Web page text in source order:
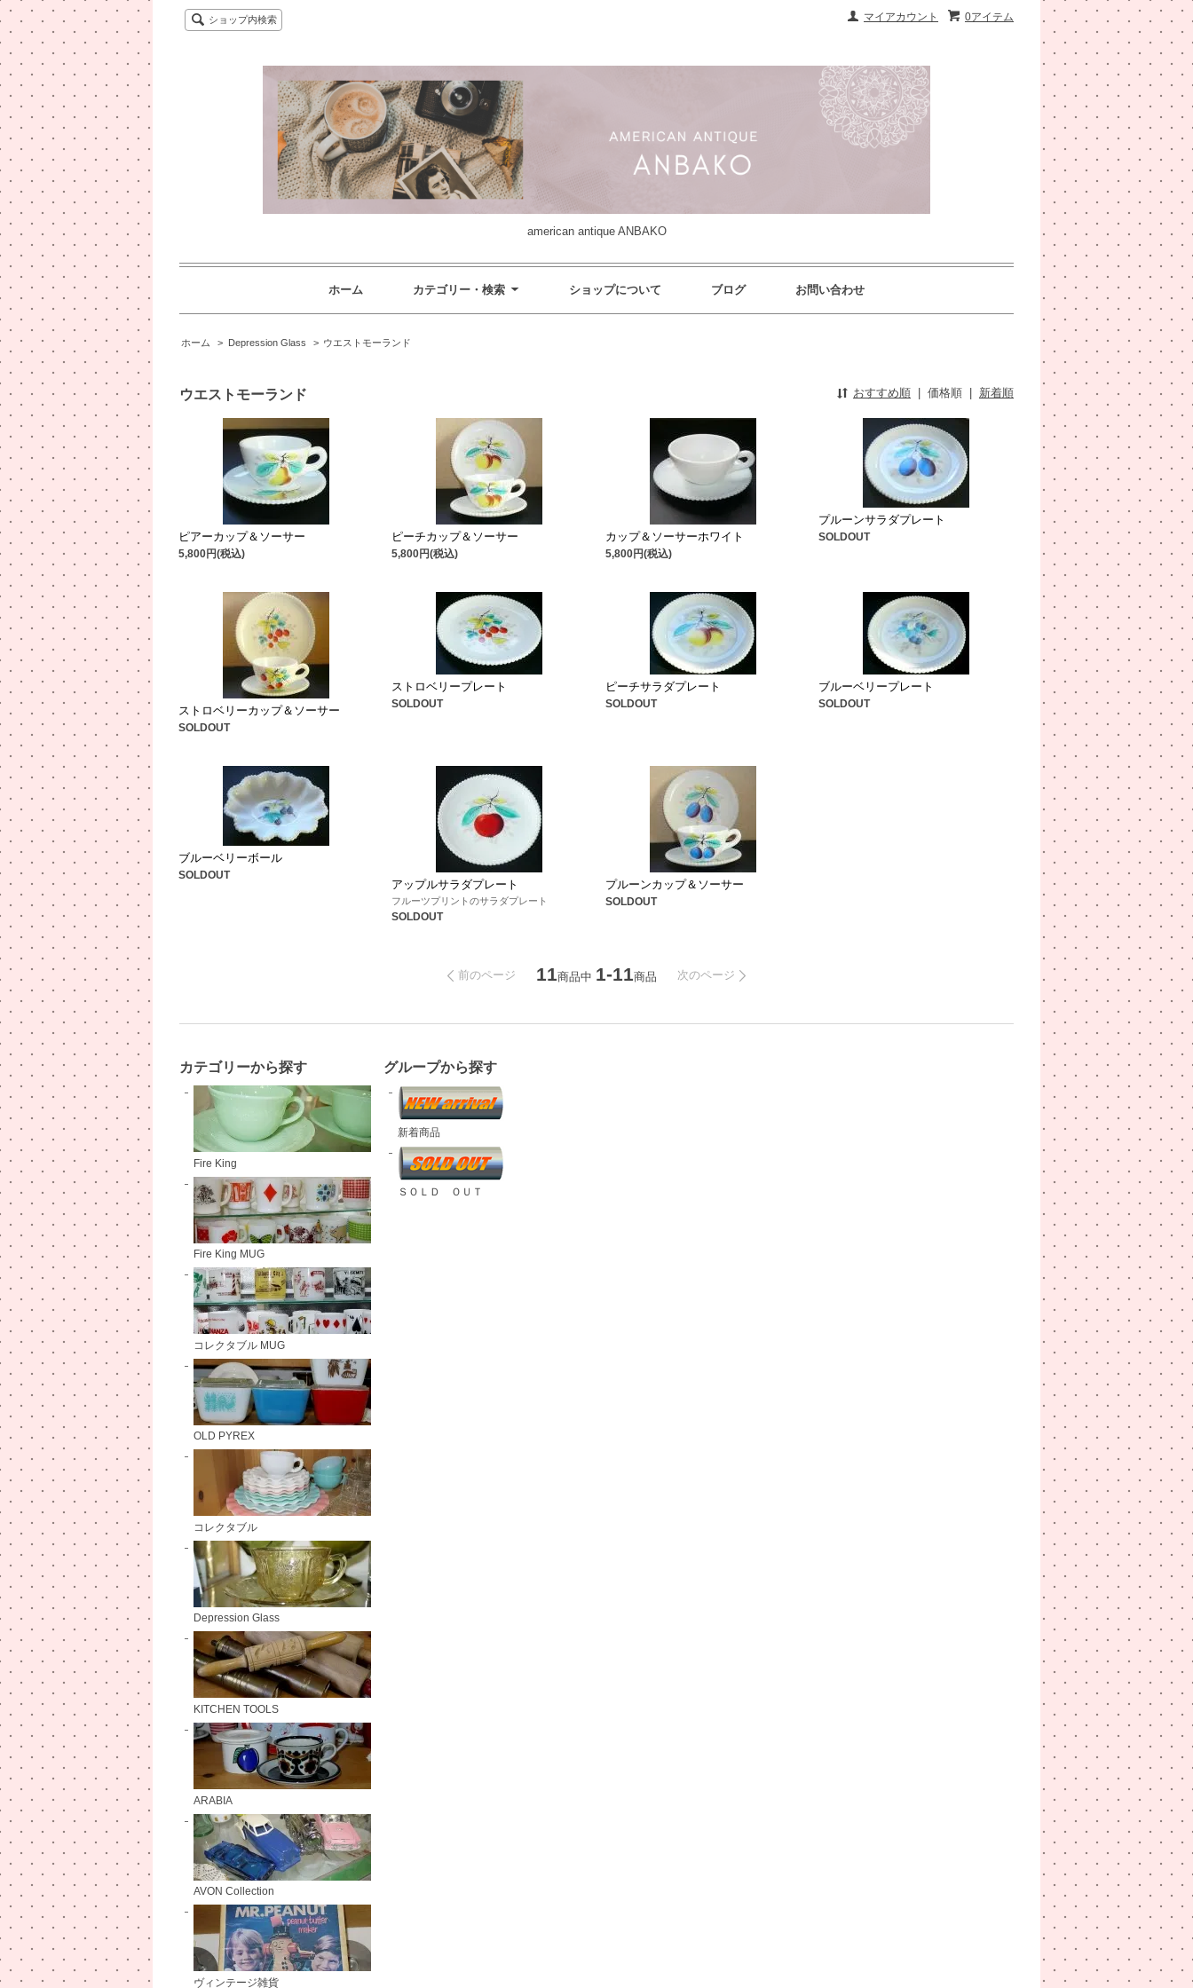
0アイテム
マイアカウント
ショップ内検索
american antique ANBAKO
ホーム カテゴリー・検索 ショップについて ブログ お問い合わせ
ホーム > Depression Glass > ウエストモーランド
ウエストモーランド おすすめ順 | 価格順 | 新着順
ピアーカップ＆ソーサー
5,800円(税込)
ピーチカップ＆ソーサー
5,800円(税込)
カップ＆ソーサーホワイト
5,800円(税込)
プルーンサラダプレート
SOLDOUT
ストロベリーカップ＆ソーサー
SOLDOUT
ストロベリープレート
SOLDOUT
ピーチサラダプレート
SOLDOUT
ブルーベリープレート
SOLDOUT
ブルーベリーボール
SOLDOUT
アップルサラダプレート
フルーツプリントのサラダプレート
SOLDOUT
プルーンカップ＆ソーサー
SOLDOUT
前のページ 11商品中 1-11商品 次のページ
カテゴリーから探す
Fire King
Fire King MUG
コレクタブル MUG
OLD PYREX
コレクタブル
Depression Glass
KITCHEN TOOLS
ARABIA
AVON Collection
ヴィンテージ雑貨
グループから探す
新着商品
ＳＯＬＤ ＯＵＴ